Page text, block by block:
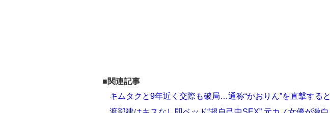
■関連記事
キムタクと9年近く交際も破局…通称“かおりん”を直撃すると